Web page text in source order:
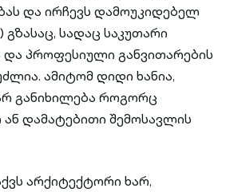
და ირჩევს დამოუკიდებელ
სადაც საკუთარი
და პროფესიული განვითარების
ამიტომ დიდი ხანია,
განიხილება როგორც
დამატებითი შემოსავლის
არქიტექტორი ხარ,